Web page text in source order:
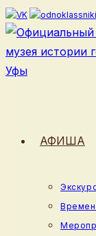
Перейти
к
содержимому
АФИША